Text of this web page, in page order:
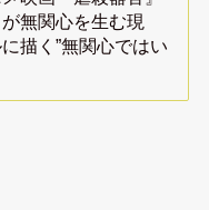
無関心を生む現
描く”無関心ではい